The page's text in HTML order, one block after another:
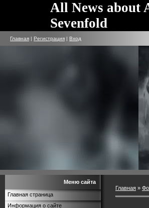
All News about
Sevenfold
Главная | Регистрация | Вход
Меню сайта
Главная страница
Информация о сайте
Главная »